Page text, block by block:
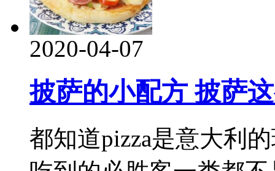
2020-04-07
披萨的小配方 披萨
都知道pizza是意大利